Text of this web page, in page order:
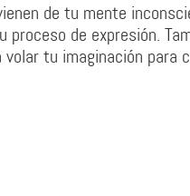
de tu mente
de expresión.
tu imaginación para